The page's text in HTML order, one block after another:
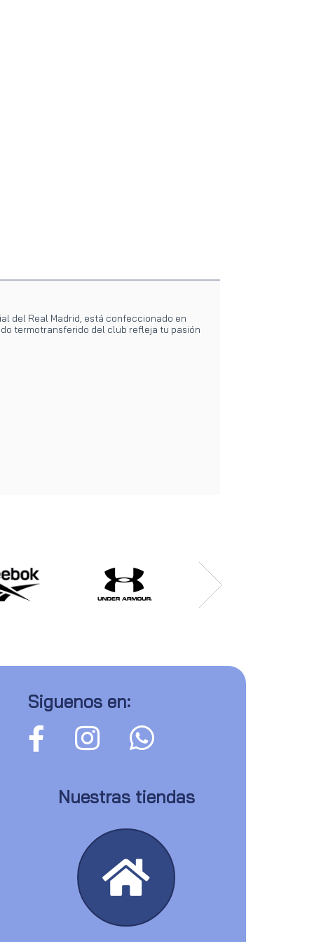
del Real Madrid, está confeccionado en
termotransferido del club refleja tu pasión
Siguenos en:
Nuestras tiendas